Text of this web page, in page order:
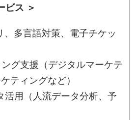
ビス ＞
、多言語対策、電子チケッ
グ支援（デジタルマーケテ
ティングなど）
活用（人流データ分析、予